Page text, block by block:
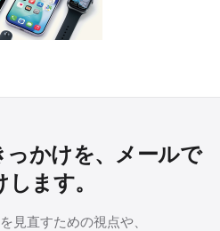
っかけを、メールで
ます。
見直すための視点や、